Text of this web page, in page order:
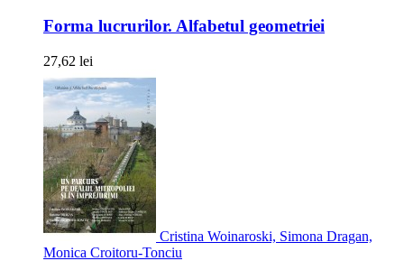
Forma lucrurilor. Alfabetul geometriei
27,62 lei
Cristina Woinaroski, Simona Dragan,
Monica Croitoru-Tonciu